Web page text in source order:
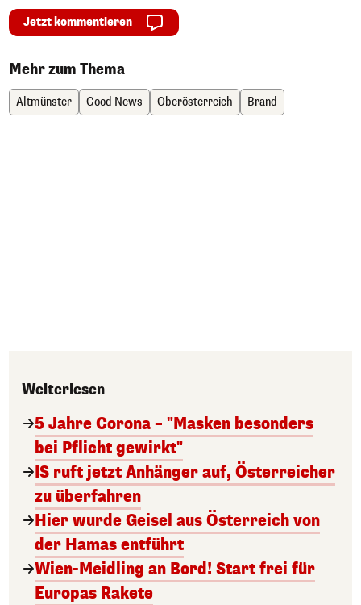
Jetzt kommentieren
Mehr zum Thema
Altmünster Good News Oberösterreich Brand
Weiterlesen
5 Jahre Corona – "Masken besonders
bei Pflicht gewirkt"
IS ruft jetzt Anhänger auf, Österreicher
zu überfahren
Hier wurde Geisel aus Österreich von
der Hamas entführt
Wien-Meidling an Bord! Start frei für
Europas Rakete